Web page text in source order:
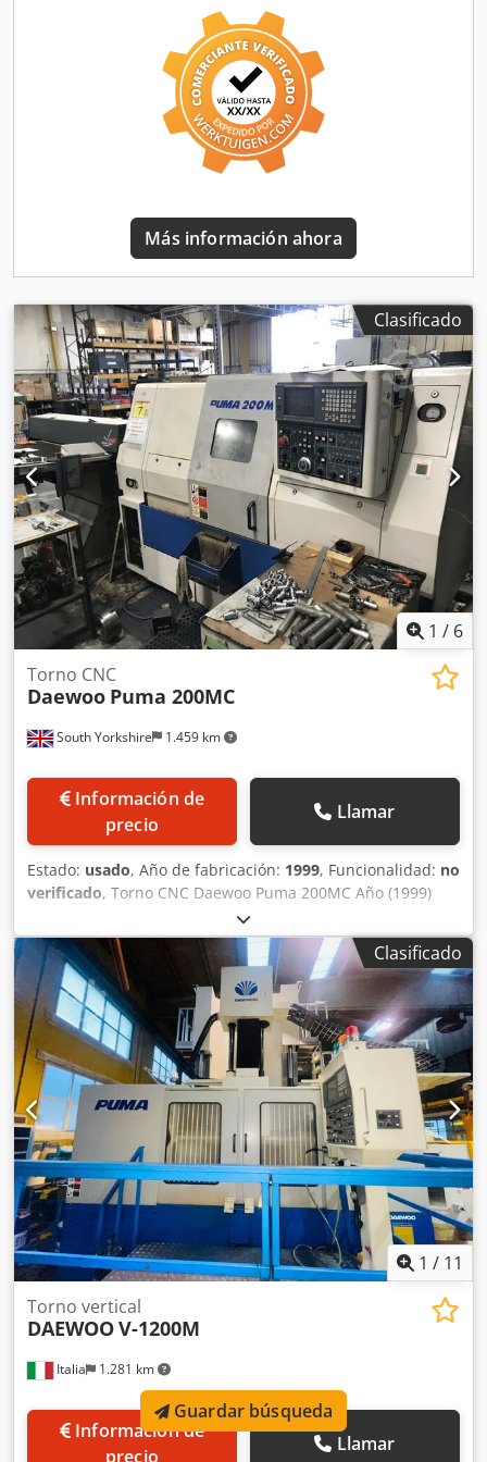
dispositivo se encuentra en las fotos.
Más información ahora
Clasificado
1 / 6
South Yorkshire 1.459 km
Torno CNC
Daewoo Puma 200MC
Información de
precio
Llamar
Estado: usado, Año de fabricación: 1999, Funcionalidad: no
verificado, Torno CNC Daewoo Puma 200MC Año (1999)
con control Fanuc Serie 18-T, torreta de 12 posiciones,
herramientas accionadas, portabrocas de 6 pulgadas,
dispositivo de ajuste de herramientas, receptor de piezas
Dcjdpozmafwofx Aqgok Transportador de virutas LNS
Turbo HB Número de serie: 211174 (2012) Alimentador de
barras servoaccionado LNS Quick Load
Clasificado
1 / 11
Italia 1.281 km
Torno vertical
DAEWOOV-1200M
Información de
precio
Llamar
Guardar búsqueda